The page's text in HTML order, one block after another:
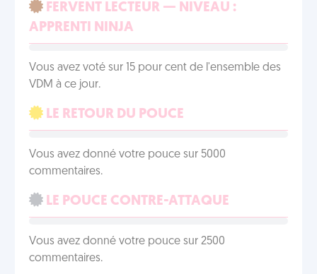
FERVENT LECTEUR — NIVEAU :
APPRENTI NINJA
Vous avez voté sur 15 pour cent de l'ensemble des
VDM à ce jour.
LE RETOUR DU POUCE
Vous avez donné votre pouce sur 5000
commentaires.
LE POUCE CONTRE-ATTAQUE
Vous avez donné votre pouce sur 2500
commentaires.